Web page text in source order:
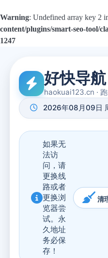
Warning: Undefined array key 2
content/plugins/smart-seo-tool/
1247